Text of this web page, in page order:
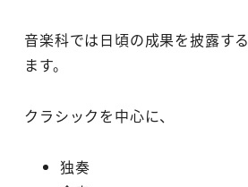
音楽科では日頃の成果を披露す
ます。
クラシックを中心に、
独奏